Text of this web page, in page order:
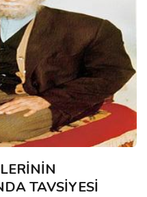
TAVSİYESİ